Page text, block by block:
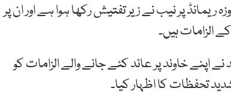
ڈیولپمنٹ اتھارٹی کے سابق ڈائریکٹر جنرل احد چیمہ کو 11 روزہ ریمانڈ پر نیب نے زیر تفتیش رکھا ہوا ہے اور ان پر
الزامات ہیں۔
اپنے خاوند پر عائد کئے جانے والے الزامات کو
تحفظات کا اظہار کیا۔